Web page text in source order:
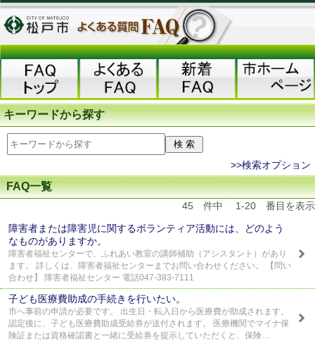
キーワードから探す
>>検索オプション
FAQ一覧
45 件中 1-20 番目を表示
障害者または障害児に関するボランティア活動には、どのよう
なものがありますか。
障害者福祉センターで、ふれあい教室の講師補助（アシスタント）があり
ます。 詳しくは、障害者福祉センターまでお問い合わせください。 【問い
合わせ】 障害者福祉センター 電話047-383-7111
子ども医療費助成の手続きを行いたい。
市へ事前の申請が必要です。 出生日・転入日から医療費が助成されます。
認定後に、子ども医療費助成受給券が送付されます。 医療機関でマイナ保
険証または資格確認書と一緒に受給券を提示していただくと、保険…